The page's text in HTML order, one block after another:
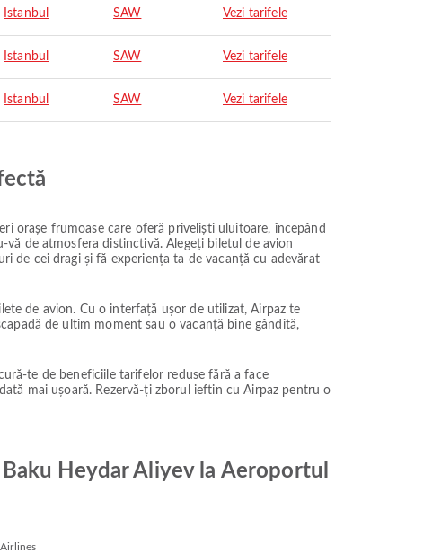
Istanbul SAW Vezi tarifele
Istanbul SAW Vezi tarifele
Istanbul SAW Vezi tarifele
orașe frumoase care oferă priveliști uluitoare, începând
de atmosfera distinctivă. Alegeți biletul de avion
de cei dragi și fă experiența ta de vacanță cu adevărat
de avion. Cu o interfață ușor de utilizat, Airpaz te
de ultim moment sau o vacanță bine gândită,
te de beneficiile tarifelor reduse fără a face
mai ușoară. Rezervă-ți zborul ieftin cu Airpaz pentru o
Heydar Aliyev la Aeroportul
Airlines